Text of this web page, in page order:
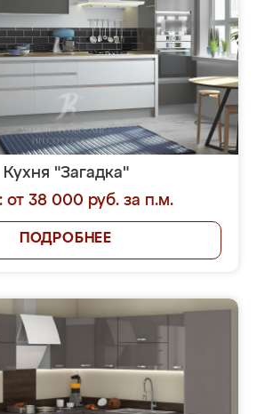
Кухня "Загадка"
от 38 000 руб. за п.м.
ПОДРОБНЕЕ